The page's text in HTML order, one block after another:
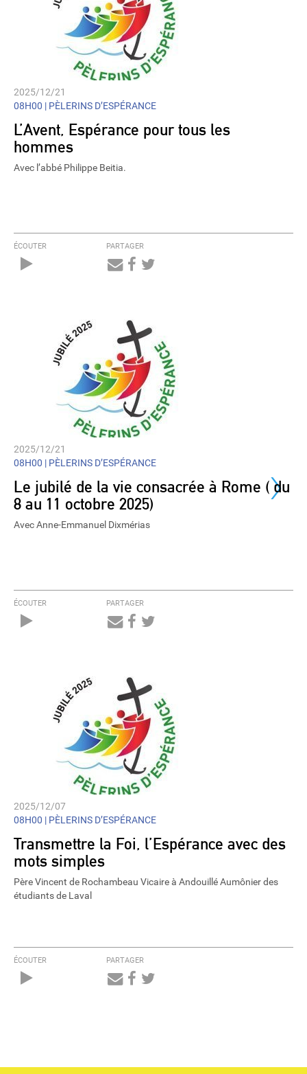
›
2025/12/21
08H00 | PÈLERINS D’ESPÉRANCE
L’Avent, Espérance pour tous les
hommes
Avec l’abbé Philippe Beitia.
ÉCOUTER PARTAGER
2025/12/21
08H00 | PÈLERINS D’ESPÉRANCE
Le jubilé de la vie consacrée à Rome ( du
8 au 11 octobre 2025)
Avec Anne-Emmanuel Dixmérias
ÉCOUTER PARTAGER
2025/12/07
08H00 | PÈLERINS D’ESPÉRANCE
Transmettre la Foi, l’Espérance avec des
mots simples
Père Vincent de Rochambeau Vicaire à Andouillé Aumônier des
étudiants de Laval
ÉCOUTER PARTAGER